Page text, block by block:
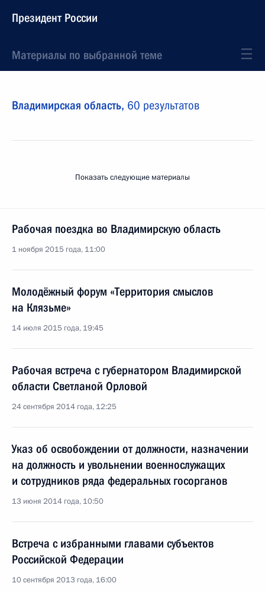
Президент России
Материалы по выбранной теме
Владимирская область, 60 результатов
Показать следующие материалы
Рабочая поездка во Владимирскую область
1 ноября 2015 года, 11:00
Молодёжный форум «Территория смыслов
на Клязьме»
14 июля 2015 года, 19:45
Рабочая встреча с губернатором Владимирской
области Светланой Орловой
24 сентября 2014 года, 12:25
Указ об освобождении от должности, назначении
на должность и увольнении военнослужащих
и сотрудников ряда федеральных госорганов
13 июня 2014 года, 10:50
Встреча с избранными главами субъектов
Российской Федерации
10 сентября 2013 года, 16:00